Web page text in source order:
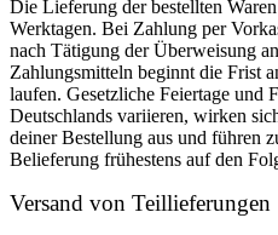
Die Lieferung der bestellten
Werktagen. Bei Zahlung per
nach Tätigung der Überweisung
Zahlungsmitteln beginnt die Frist
laufen. Gesetzliche Feiertage und
Deutschlands variieren, wirken
deiner Bestellung aus und führen
Belieferung frühestens auf den
Versand von Teillieferungen